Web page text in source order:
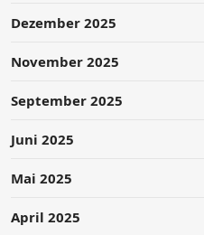
Dezember 2025
November 2025
September 2025
Juni 2025
Mai 2025
April 2025